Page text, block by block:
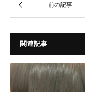
関連記事